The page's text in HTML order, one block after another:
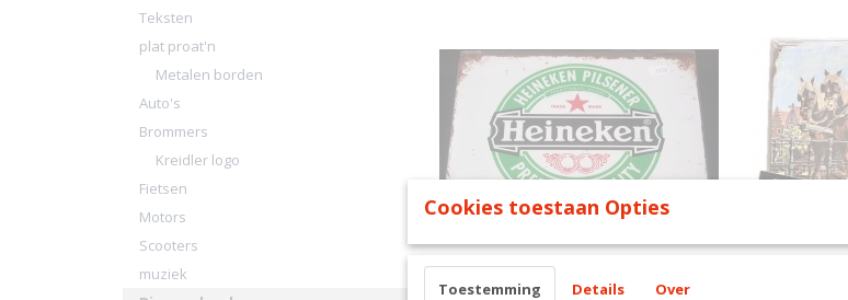
Teksten
plat proat'n
Metalen borden
Auto's
Brommers
Kreidler logo
Fietsen
Motors
Scooters
muziek
Heineken pilsener bord metaal
Cookies toestaan Opties
Toestemming Details Over